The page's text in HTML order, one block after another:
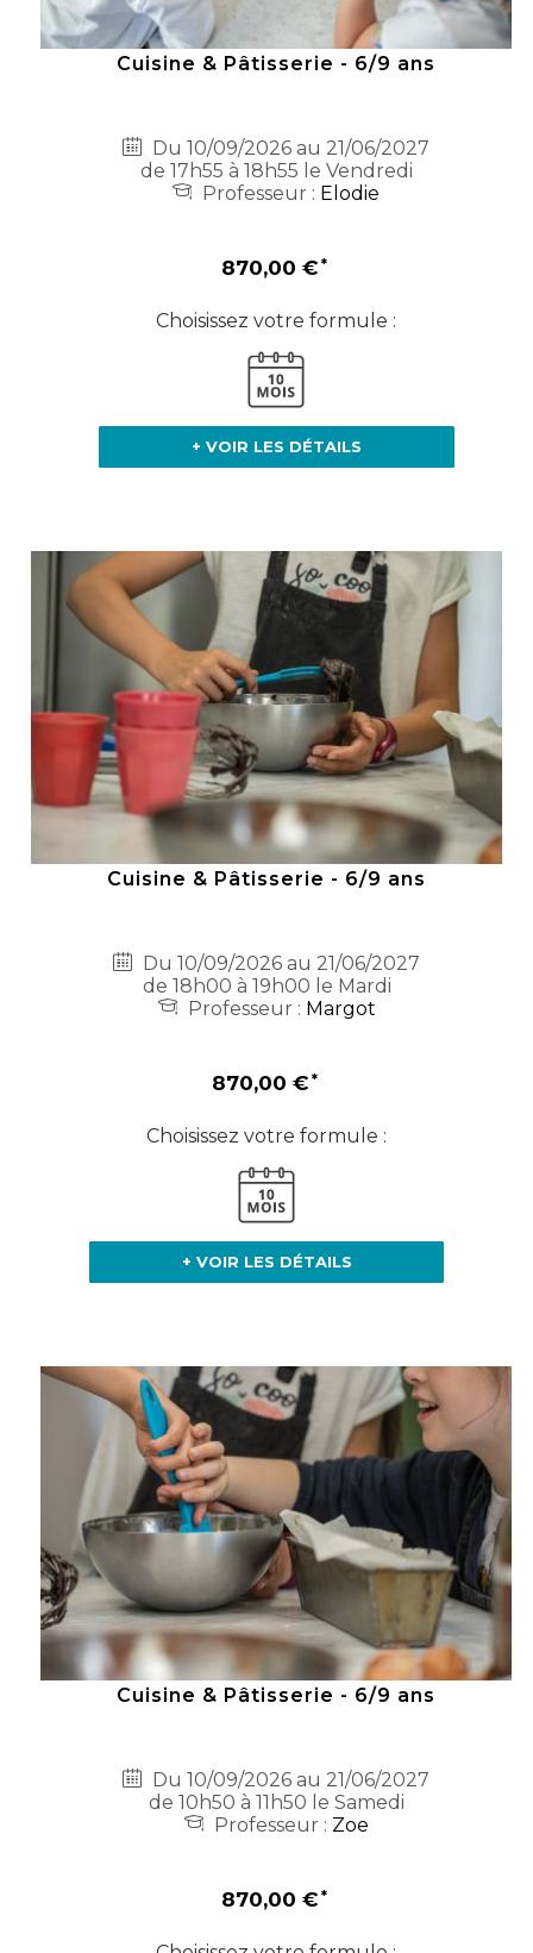
Cuisine & Pâtisserie - 6/9 ans
Du 10/09/2026 au 21/06/2027
de 17h55 à 18h55 le Vendredi
Professeur : Elodie
870,00 €
Choisissez votre formule :
+ VOIR LES DÉTAILS
Cuisine & Pâtisserie - 6/9 ans
Du 10/09/2026 au 21/06/2027
de 18h00 à 19h00 le Mardi
Professeur : Margot
870,00 €
Choisissez votre formule :
+ VOIR LES DÉTAILS
Cuisine & Pâtisserie - 6/9 ans
Du 10/09/2026 au 21/06/2027
de 10h50 à 11h50 le Samedi
Professeur : Zoe
870,00 €